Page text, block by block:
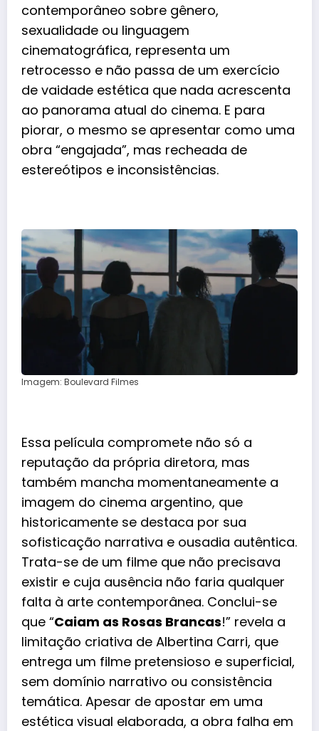
contemporâneo sobre gênero,
sexualidade ou linguagem
cinematográfica, representa um
retrocesso e não passa de um exercício
de vaidade estética que nada acrescenta
ao panorama atual do cinema. E para
piorar, o mesmo se apresentar como uma
obra “engajada”, mas recheada de
estereótipos e inconsistências.
Imagem: Boulevard Filmes
Essa película compromete não só a
reputação da própria diretora, mas
também mancha momentaneamente a
imagem do cinema argentino, que
historicamente se destaca por sua
sofisticação narrativa e ousadia autêntica.
Trata-se de um filme que não precisava
existir e cuja ausência não faria qualquer
falta à arte contemporânea. Conclui-se
que “Caiam as Rosas Brancas!” revela a
limitação criativa de Albertina Carri, que
entrega um filme pretensioso e superficial,
sem domínio narrativo ou consistência
temática. Apesar de apostar em uma
estética visual elaborada, a obra falha em